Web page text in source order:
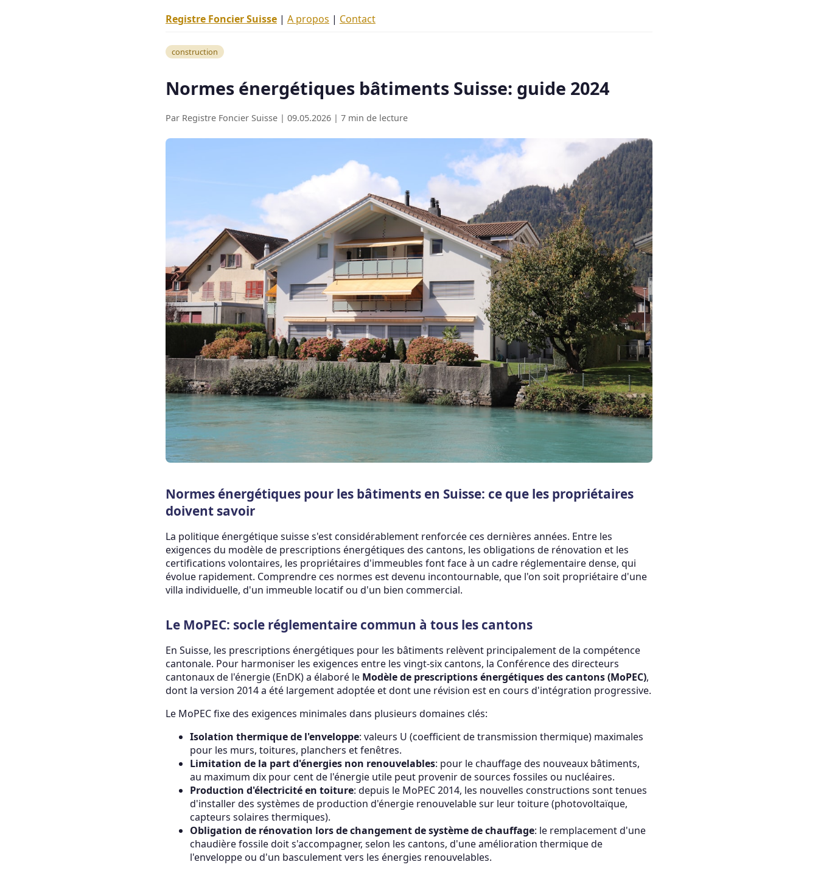
Registre Foncier Suisse | A propos | Contact
construction
Normes énergétiques bâtiments Suisse: guide 2024
Par Registre Foncier Suisse | 09.05.2026 | 7 min de lecture
Normes énergétiques pour les bâtiments en Suisse: ce que les propriétaires
doivent savoir
La politique énergétique suisse s'est considérablement renforcée ces dernières années. Entre les
exigences du modèle de prescriptions énergétiques des cantons, les obligations de rénovation et les
certifications volontaires, les propriétaires d'immeubles font face à un cadre réglementaire dense, qui
évolue rapidement. Comprendre ces normes est devenu incontournable, que l'on soit propriétaire d'une
villa individuelle, d'un immeuble locatif ou d'un bien commercial.
Le MoPEC: socle réglementaire commun à tous les cantons
En Suisse, les prescriptions énergétiques pour les bâtiments relèvent principalement de la compétence
cantonale. Pour harmoniser les exigences entre les vingt-six cantons, la Conférence des directeurs
cantonaux de l'énergie (EnDK) a élaboré le Modèle de prescriptions énergétiques des cantons (MoPEC),
dont la version 2014 a été largement adoptée et dont une révision est en cours d'intégration progressive.
Le MoPEC fixe des exigences minimales dans plusieurs domaines clés:
Isolation thermique de l'enveloppe: valeurs U (coefficient de transmission thermique) maximales
pour les murs, toitures, planchers et fenêtres.
Limitation de la part d'énergies non renouvelables: pour le chauffage des nouveaux bâtiments,
au maximum dix pour cent de l'énergie utile peut provenir de sources fossiles ou nucléaires.
Production d'électricité en toiture: depuis le MoPEC 2014, les nouvelles constructions sont tenues
d'installer des systèmes de production d'énergie renouvelable sur leur toiture (photovoltaïque,
capteurs solaires thermiques).
Obligation de rénovation lors de changement de système de chauffage: le remplacement d'une
chaudière fossile doit s'accompagner, selon les cantons, d'une amélioration thermique de
l'enveloppe ou d'un basculement vers les énergies renouvelables.